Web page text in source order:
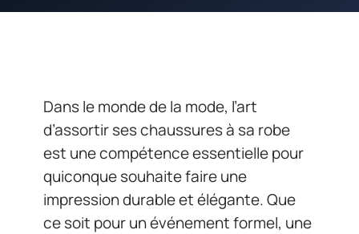
Dans le monde de la mode, l’art
d’assortir ses chaussures à sa robe
est une compétence essentielle pour
quiconque souhaite faire une
impression durable et élégante. Que
ce soit pour un événement formel, une